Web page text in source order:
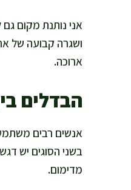
אני נותנת מקום
ושגרה קבועה של
ארוכה.
הבדלים
בשני הסוגים יש
מדימום.